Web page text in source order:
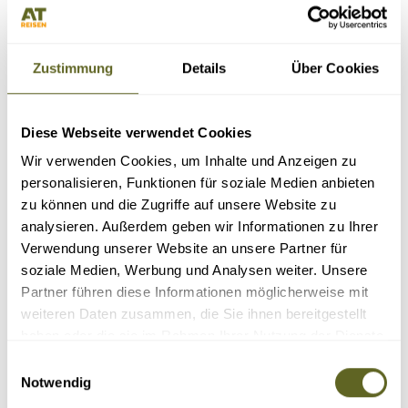
Zustimmung Details Über Cookies
Diese Webseite verwendet Cookies
Wir verwenden Cookies, um Inhalte und Anzeigen zu
personalisieren, Funktionen für soziale Medien anbieten
zu können und die Zugriffe auf unsere Website zu
analysieren. Außerdem geben wir Informationen zu Ihrer
Verwendung unserer Website an unsere Partner für
soziale Medien, Werbung und Analysen weiter. Unsere
Partner führen diese Informationen möglicherweise mit
weiteren Daten zusammen, die Sie ihnen bereitgestellt
Notwendig
alle Termine
Exklusivtour: Kleine Gruppe mit max. 2 Gästen und deutschsprach.
Traumhafte Berg- und Tallandschaften
Outdoorleben pur mitten in der Natur
8 Tage
1 - 2 Personen
Details Anfragen